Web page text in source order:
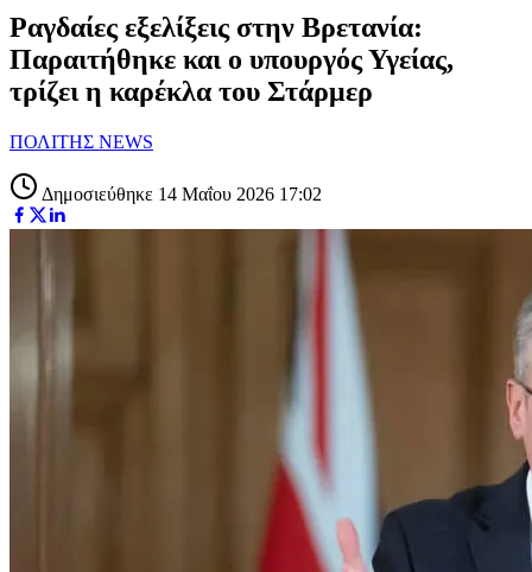
Ραγδαίες εξελίξεις στην Βρετανία:
Παραιτήθηκε και ο υπουργός Υγείας,
τρίζει η καρέκλα του Στάρμερ
ΠΟΛΙΤΗΣ NEWS
Δημοσιεύθηκε 14 Μαΐου 2026 17:02